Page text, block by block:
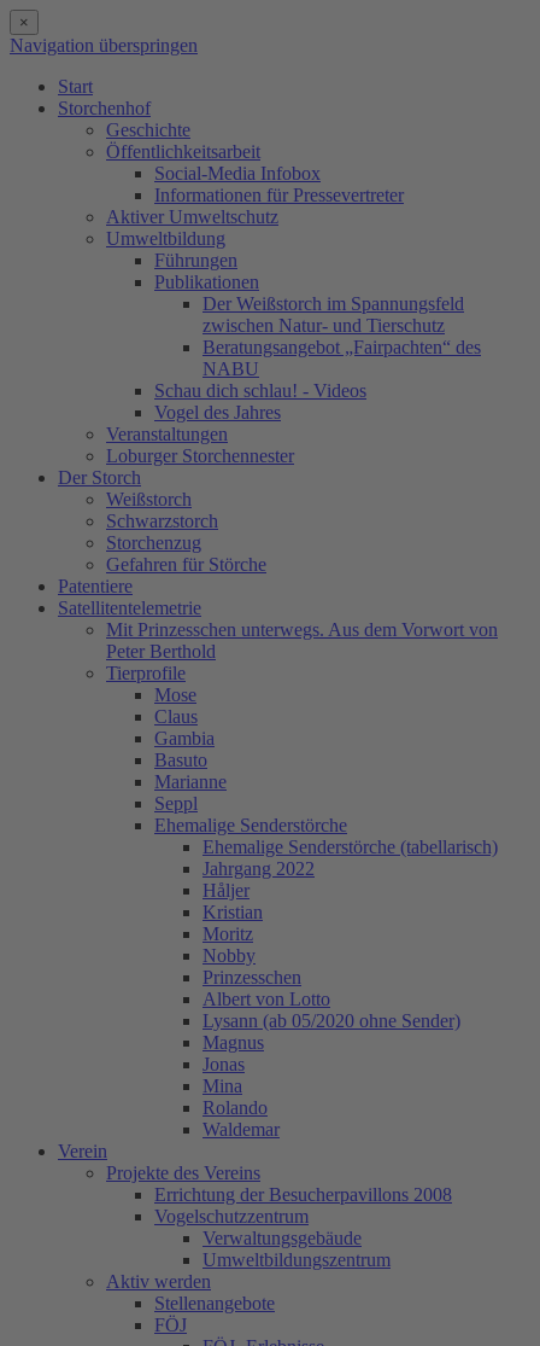
×
Navigation überspringen
Start
Storchenhof
Geschichte
Öffentlichkeitsarbeit
Social-Media Infobox
Informationen für Pressevertreter
Aktiver Umweltschutz
Umweltbildung
Führungen
Publikationen
Der Weißstorch im Spannungsfeld
zwischen Natur- und Tierschutz
Beratungsangebot „Fairpachten“ des
NABU
Schau dich schlau! - Videos
Vogel des Jahres
Veranstaltungen
Loburger Storchennester
Der Storch
Weißstorch
Schwarzstorch
Storchenzug
Gefahren für Störche
Patentiere
Satellitentelemetrie
Mit Prinzesschen unterwegs. Aus dem Vorwort von
Peter Berthold
Tierprofile
Mose
Claus
Gambia
Basuto
Marianne
Seppl
Ehemalige Senderstörche
Ehemalige Senderstörche (tabellarisch)
Jahrgang 2022
Håljer
Kristian
Moritz
Nobby
Prinzesschen
Albert von Lotto
Lysann (ab 05/2020 ohne Sender)
Magnus
Jonas
Mina
Rolando
Waldemar
Verein
Projekte des Vereins
Errichtung der Besucherpavillons 2008
Vogelschutzzentrum
Verwaltungsgebäude
Umweltbildungszentrum
Aktiv werden
Stellenangebote
FÖJ